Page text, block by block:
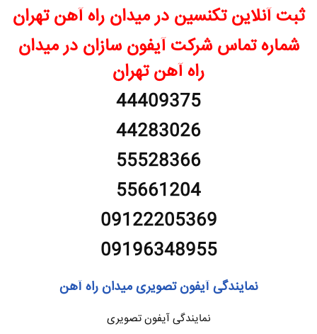
ثبت آنلاین تکنسین در میدان راه آهن تهران
شماره تماس شرکت آیفون سازان در میدان
راه آهن تهران
44409375
44283026
55528366
55661204
09122205369
09196348955
نمایندگی آیفون تصویری میدان راه آهن
نمایندگی آیفون تصویری